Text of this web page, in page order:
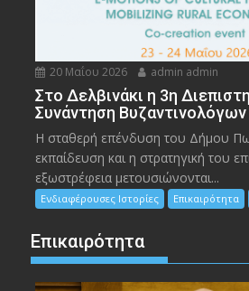
20 Μαΐου 2026 admin admin
Στο Δελβινάκι η 3η
Συνάντηση Βυζαντινολόγων
Η σταθερή επένδυση του Δήμου
εκπαίδευση και η στρατηγική του
εξωστρέφεια μετουσιώνονται...
Ενδιαφέρουσες Ιστορίες Επικαιρότητα
Επικαιρότητα